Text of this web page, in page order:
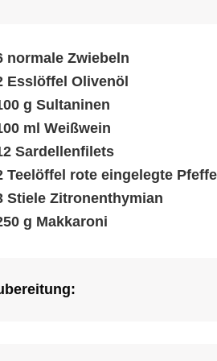
normale Zwiebeln
Esslöffel Olivenöl
g Sultaninen
ml Weißwein
Sardellenfilets
Teelöffel rote eingelegte
Stiele Zitronenthymian
g Makkaroni